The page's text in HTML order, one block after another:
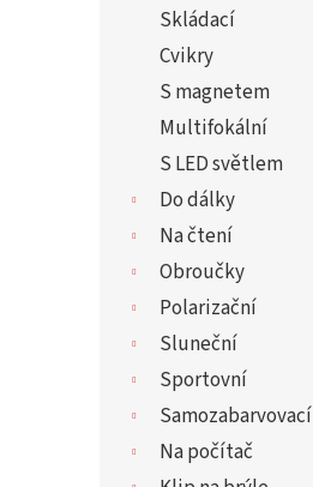
Skládací
Cvikry
S magnetem
Multifokální
S LED světlem
Do dálky
Na čtení
Obroučky
Polarizační
Sluneční
Sportovní
Samozabarvovací
Na počítač